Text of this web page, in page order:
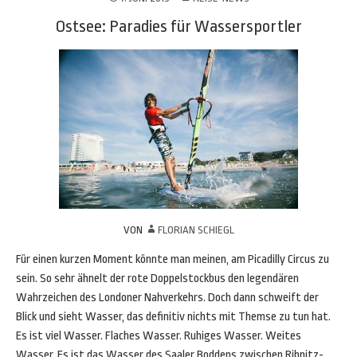
Ostsee: Paradies für Wassersportler
VON FLORIAN SCHIEGL
Für einen kurzen Moment könnte man meinen, am Picadilly Circus zu
sein. So sehr ähnelt der rote Doppelstockbus den legendären
Wahrzeichen des Londoner Nahverkehrs. Doch dann schweift der
Blick und sieht Wasser, das definitiv nichts mit Themse zu tun hat.
Es ist viel Wasser. Flaches Wasser. Ruhiges Wasser. Weites